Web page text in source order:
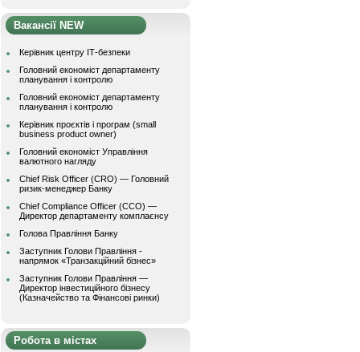
Вакансії NEW
Керівник центру ІТ-безпеки
Головний економіст департаменту
планування і контролю
Головний економіст департаменту
планування і контролю
Керівник проєктів і програм (small
business product owner)
Головний економіст Управління
валютного нагляду
Chief Risk Officer (CRO) — Головний
ризик-менеджер Банку
Chief Compliance Officer (CCO) —
Директор департаменту комплаєнсу
Голова Правління Банку
Заступник Голови Правління -
напрямок «Транзакційний бізнес»
Заступник Голови Правління —
Директор інвестиційного бізнесу
(Казначейство та Фінансові ринки)
Робота в містах